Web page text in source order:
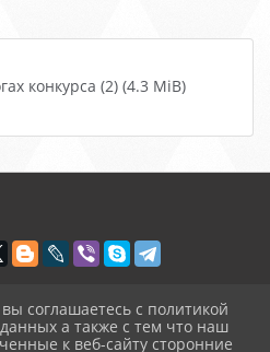
конкурса (2) (4.3 MiB)
соглашаетесь с политикой
а также с тем что наш
к веб-сайту сторонние